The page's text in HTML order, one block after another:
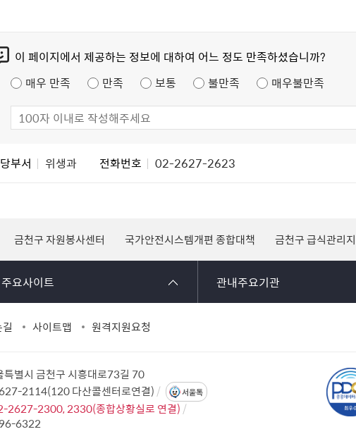
이 페이지에서 제공하는 정보에 대하여 어느 정도 만족하셨습니까?
매우 만족
만족 보통 불만족 매우불만족
부서 위생과 전화번호 02-2627-2623
금천구 자원봉사센터 국가안전시스템개편 종합대책 금천구 급식관리
주요사이트 관내주요기관
사이트맵 원격지원요청
별시 금천구 시흥대로73길 70
2114(120 다산콜센터로연결)
서울톡
2627-2300, 2330(종합상황실로 연결)
6322